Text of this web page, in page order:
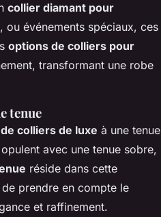
collier diamant pour
ou événements spéciaux, ces
options de colliers pour
transformant une robe
tenue
colliers de luxe à une tenue
avec une tenue sobre,
réside dans cette
prendre en compte le
et raffinement.